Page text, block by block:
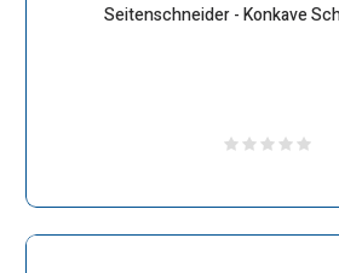
Seitenschneider - Konkave